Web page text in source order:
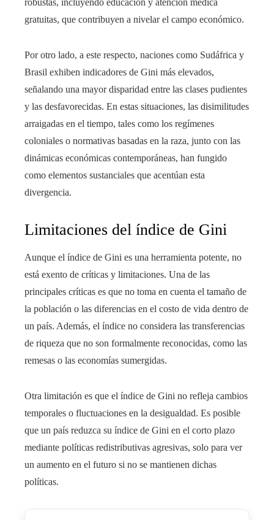
robustas, incluyendo educación y atención médica
gratuitas, que contribuyen a nivelar el campo económico.
Por otro lado, a este respecto, naciones como Sudáfrica y
Brasil exhiben indicadores de Gini más elevados,
señalando una mayor disparidad entre las clases pudientes
y las desfavorecidas. En estas situaciones, las disimilitudes
arraigadas en el tiempo, tales como los regímenes
coloniales o normativas basadas en la raza, junto con las
dinámicas económicas contemporáneas, han fungido
como elementos sustanciales que acentúan esta
divergencia.
Limitaciones del índice de Gini
Aunque el índice de Gini es una herramienta potente, no
está exento de críticas y limitaciones. Una de las
principales críticas es que no toma en cuenta el tamaño de
la población o las diferencias en el costo de vida dentro de
un país. Además, el índice no considera las transferencias
de riqueza que no son formalmente reconocidas, como las
remesas o las economías sumergidas.
Otra limitación es que el índice de Gini no refleja cambios
temporales o fluctuaciones en la desigualdad. Es posible
que un país reduzca su índice de Gini en el corto plazo
mediante políticas redistributivas agresivas, solo para ver
un aumento en el futuro si no se mantienen dichas
políticas.